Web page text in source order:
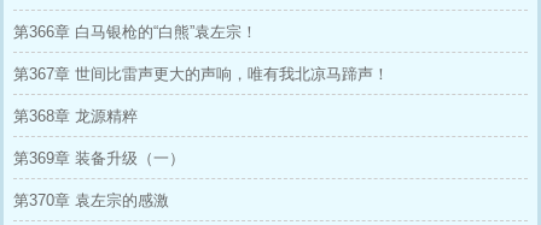
第366章 白马银枪的“白熊”袁左宗！
第367章 世间比雷声更大的声响，唯有我北凉马蹄声！
第368章 龙源精粹
第369章 装备升级（一）
第370章 袁左宗的感激